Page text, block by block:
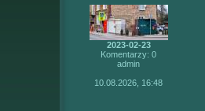
2023-02-23
Komentarzy: 0
admin
10.08.2026, 16:48